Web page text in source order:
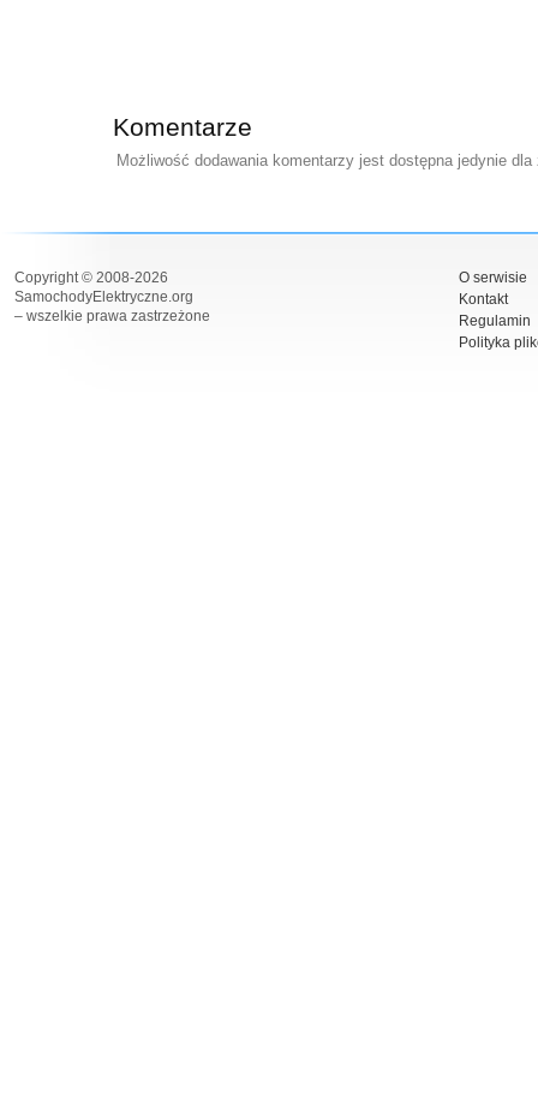
Komentarze
Możliwość dodawania komentarzy jest dostępna jedynie
Copyright © 2008-2026
SamochodyElektryczne.org
– wszelkie prawa zastrzeżone
O serwisie
Kontakt
Regulamin
Polityka